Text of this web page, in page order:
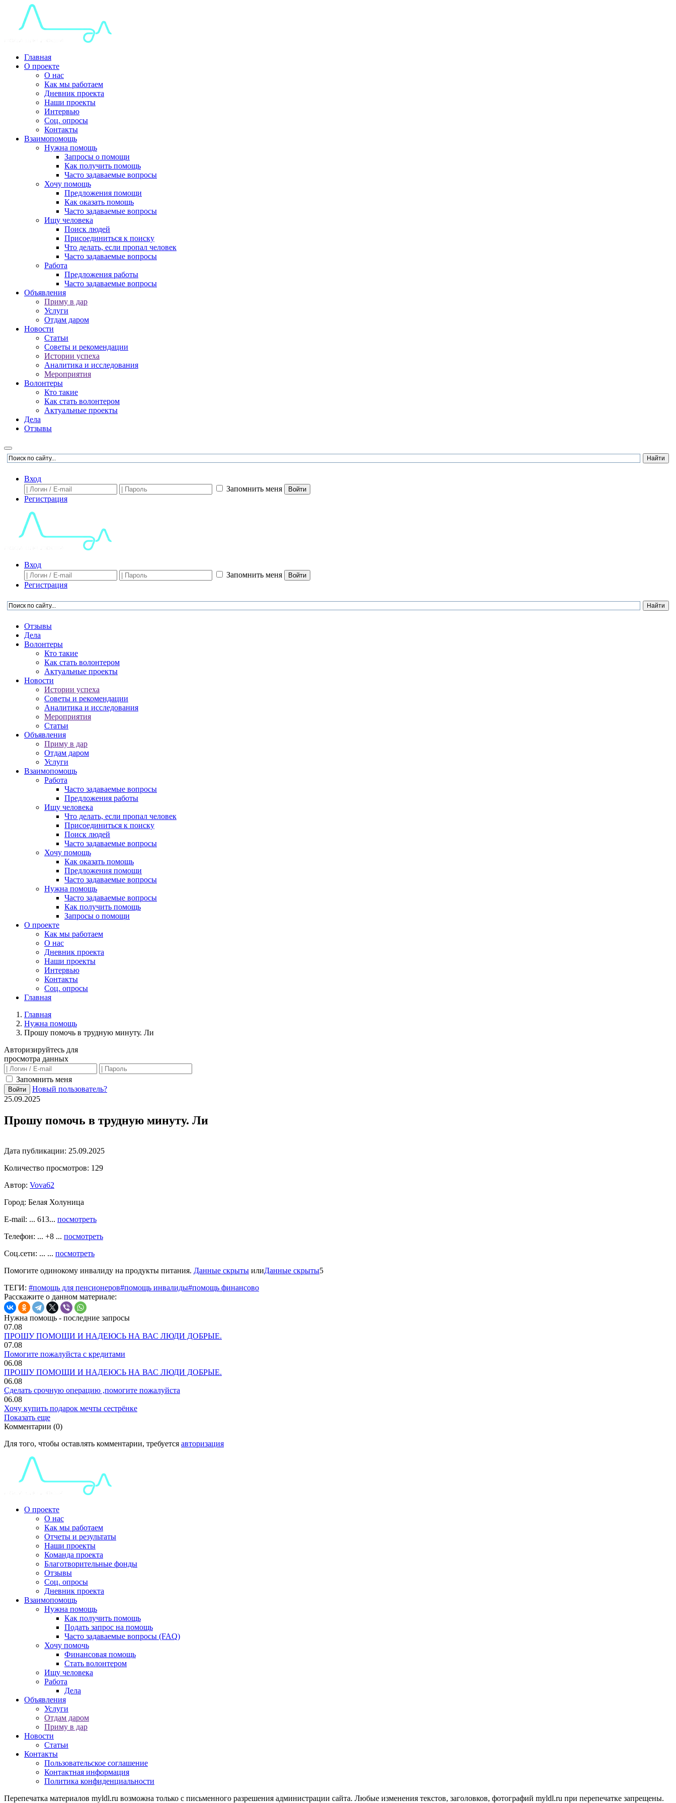
Главная
О проекте
О нас
Как мы работаем
Дневник проекта
Наши проекты
Интервью
Соц. опросы
Контакты
Взаимопомощь
Нужна помощь
Запросы о помощи
Как получить помощь
Часто задаваемые вопросы
Хочу помощь
Предложения помощи
Как оказать помощь
Часто задаваемые вопросы
Ищу человека
Поиск людей
Присоединиться к поиску
Что делать, если пропал человек
Часто задаваемые вопросы
Работа
Предложения работы
Часто задаваемые вопросы
Объявления
Приму в дар
Услуги
Отдам даром
Новости
Статьи
Советы и рекомендации
Истории успеха
Аналитика и исследования
Мероприятия
Волонтеры
Кто такие
Как стать волонтером
Актуальные проекты
Дела
Отзывы
Вход
Запомнить меня
Войти
Регистрация
Вход
Запомнить меня
Войти
Регистрация
Отзывы
Дела
Волонтеры
Кто такие
Как стать волонтером
Актуальные проекты
Новости
Истории успеха
Советы и рекомендации
Аналитика и исследования
Мероприятия
Статьи
Объявления
Приму в дар
Отдам даром
Услуги
Взаимопомощь
Работа
Часто задаваемые вопросы
Предложения работы
Ищу человека
Что делать, если пропал человек
Присоединиться к поиску
Поиск людей
Часто задаваемые вопросы
Хочу помощь
Как оказать помощь
Предложения помощи
Часто задаваемые вопросы
Нужна помощь
Часто задаваемые вопросы
Как получить помощь
Запросы о помощи
О проекте
Как мы работаем
О нас
Дневник проекта
Наши проекты
Интервью
Контакты
Соц. опросы
Главная
Главная
Нужна помощь
Прошу помочь в трудную минуту. Ли
Авторизируйтесь для
просмотра данных
Запомнить меня
Войти
Новый пользователь?
25.09.2025
Прошу помочь в трудную минуту. Ли
Дата публикации: 25.09.2025
Количество просмотров: 129
Автор: Vova62
Город: Белая Холуница
E-mail: ... 613... посмотреть
Телефон: ... +8 ... посмотреть
Соц.сети: ... ... посмотреть
Помогите одинокому инвалиду на продукты питания. Данные скрыты илиДанные скрыты5
ТЕГИ: #помощь для пенсионеров#помощь инвалиды#помощь финансово
Расскажите о данном материале:
Нужна помощь - последние запросы
07.08
ПРОШУ ПОМОЩИ И НАДЕЮСЬ НА ВАС ЛЮДИ ДОБРЫЕ.
07.08
Помогите пожалуйста с кредитами
06.08
ПРОШУ ПОМОЩИ И НАДЕЮСЬ НА ВАС ЛЮДИ ДОБРЫЕ.
06.08
Сделать срочную операцию ,помогите пожалуйста
06.08
Хочу купить подарок мечты сестрёнке
Показать еще
Комментарии (0)
Для того, чтобы оставлять комментарии, требуется авторизация
О проекте
О нас
Как мы работаем
Отчеты и результаты
Наши проекты
Команда проекта
Благотворительные фонды
Отзывы
Соц. опросы
Дневник проекта
Взаимопомощь
Нужна помощь
Как получить помощь
Подать запрос на помощь
Часто задаваемые вопросы (FAQ)
Хочу помочь
Финансовая помощь
Стать волонтером
Ищу человека
Работа
Дела
Объявления
Услуги
Отдам даром
Приму в дар
Новости
Статьи
Контакты
Пользовательское соглашение
Контактная информация
Политика конфиденциальности
Перепечатка материалов myldl.ru возможна только с письменного разрешения администрации сайта. Любые изменения текстов, заголовков, фотографий myldl.ru при перепечатке запрещены.